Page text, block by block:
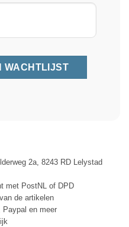
2a, 8243 RD Lelystad
met PostNL of DPD
de artikelen
Paypal en meer